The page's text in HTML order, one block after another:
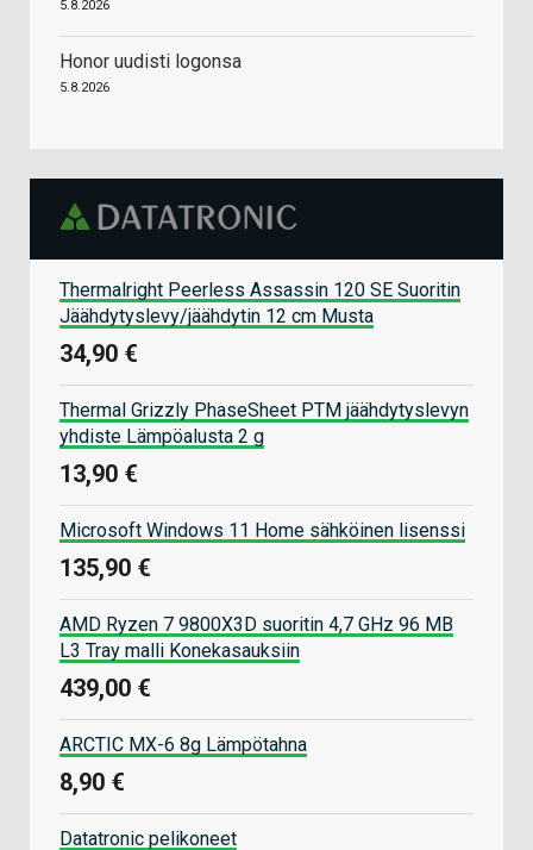
5.8.2026
Honor uudisti logonsa
5.8.2026
Thermalright Peerless Assassin 120 SE Suoritin
Jäähdytyslevy/jäähdytin 12 cm Musta
34,90 €
Thermal Grizzly PhaseSheet PTM jäähdytyslevyn
yhdiste Lämpöalusta 2 g
13,90 €
Microsoft Windows 11 Home sähköinen lisenssi
135,90 €
AMD Ryzen 7 9800X3D suoritin 4,7 GHz 96 MB
L3 Tray malli Konekasauksiin
439,00 €
ARCTIC MX-6 8g Lämpötahna
8,90 €
Datatronic pelikoneet